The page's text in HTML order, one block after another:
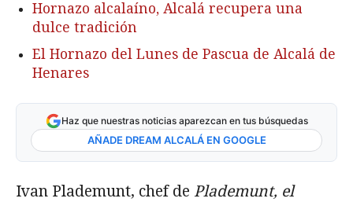
Hornazo alcalaíno, Alcalá recupera una
dulce tradición
El Hornazo del Lunes de Pascua de Alcalá de
Henares
Haz que nuestras noticias aparezcan en tus búsquedas
AÑADE DREAM ALCALÁ EN GOOGLE
Ivan Plademunt, chef de Plademunt, el